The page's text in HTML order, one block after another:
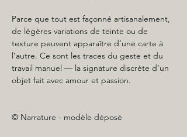
Parce que tout est façonné artisanalement,
de légères variations de teinte ou de
texture peuvent apparaître d’une carte à
l’autre. Ce sont les traces du geste et du
travail manuel — la signature discrète d’un
objet fait avec amour et passion.
© Narrature - modèle déposé